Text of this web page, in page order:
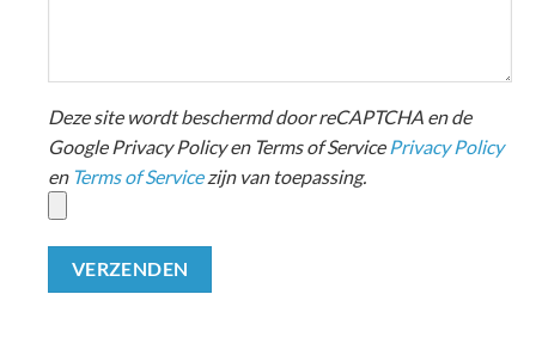
Deze site wordt beschermd door reCAPTCHA en de
Google Privacy Policy en Terms of Service Privacy Policy
en Terms of Servicezijn van toepassing.